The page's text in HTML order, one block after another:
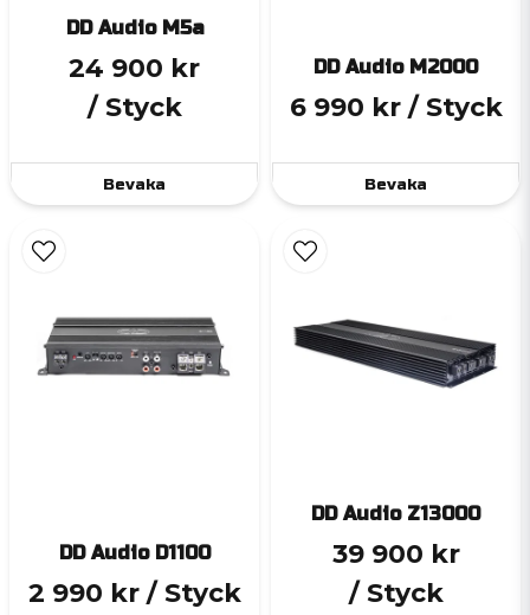
DD Audio M5a
24 900 kr
/ Styck
Bevaka
DD Audio M2000
6 990 kr / Styck
Bevaka
DD Audio D1100
2 990 kr / Styck
DD Audio Z13000
39 900 kr
/ Styck